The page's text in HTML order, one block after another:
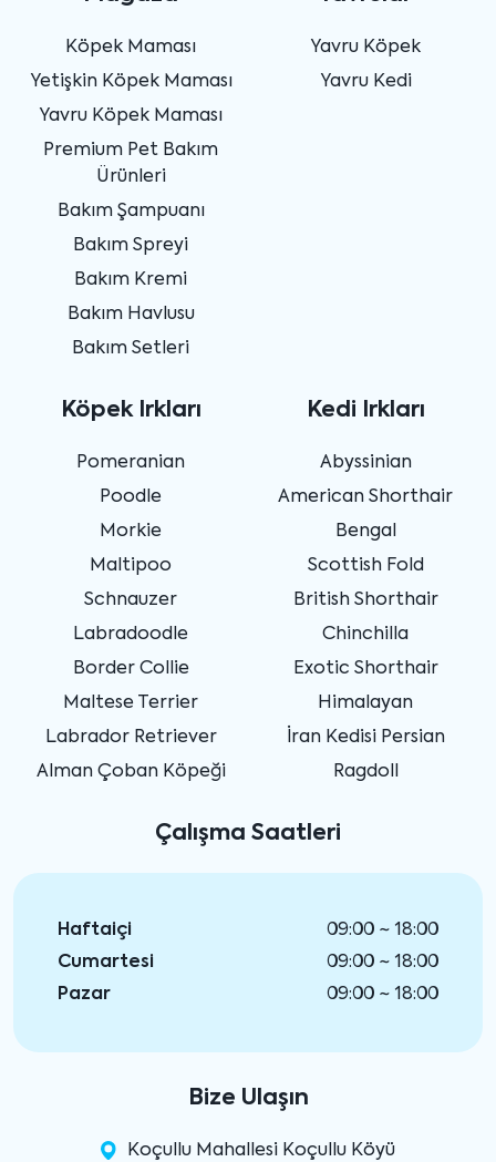
Köpek Maması
Yetişkin Köpek Maması
Yavru Köpek Maması
Premium Pet Bakım
Ürünleri
Bakım Şampuanı
Bakım Spreyi
Bakım Kremi
Bakım Havlusu
Bakım Setleri
Yavru Köpek
Yavru Kedi
Köpek Irkları
Pomeranian
Poodle
Morkie
Maltipoo
Schnauzer
Labradoodle
Border Collie
Maltese Terrier
Labrador Retriever
Alman Çoban Köpeği
Kedi Irkları
Abyssinian
American Shorthair
Bengal
Scottish Fold
British Shorthair
Chinchilla
Exotic Shorthair
Himalayan
İran Kedisi Persian
Ragdoll
Çalışma Saatleri
Haftaiçi
09:00 ~ 18:00
Cumartesi
09:00 ~ 18:00
Pazar
09:00 ~ 18:00
Bize Ulaşın
Koçullu Mahallesi Koçullu Köyü